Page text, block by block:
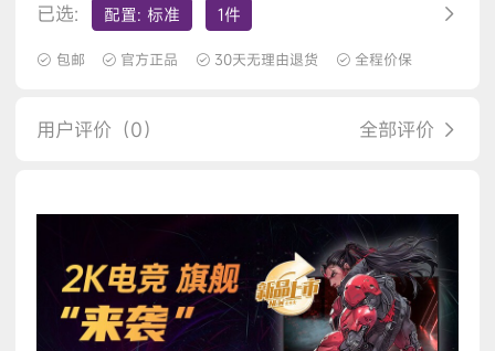
已选: 配置: 标准 1件
包邮 官方正品 30天无理由退货 全程价保
用户评价（0） 全部评价